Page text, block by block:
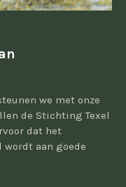
we met onze
de Stichting Texel
dat het
aan goede